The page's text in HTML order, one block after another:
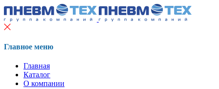
Главное меню
Главная
Каталог
О компании